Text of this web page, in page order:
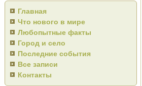
Главная
Что нового в мире
Любопытные факты
Город и село
Последние события
Все записи
Контакты